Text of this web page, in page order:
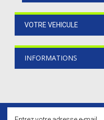
VOTRE VEHICULE
INFORMATIONS